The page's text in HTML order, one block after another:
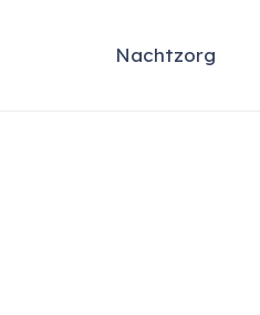
Nachtzorg